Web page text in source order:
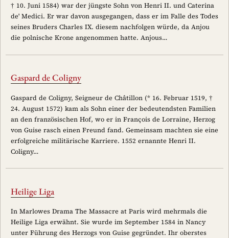
† 10. Juni 1584) war der jüngste Sohn von Henri II. und Caterina
de' Medici. Er war davon ausgegangen, dass er im Falle des Todes
seines Bruders Charles IX. diesem nachfolgen würde, da Anjou
die polnische Krone angenommen hatte. Anjous…
Gaspard de Coligny
Gaspard de Coligny, Seigneur de Châtillon (* 16. Februar 1519, †
24. August 1572) kam als Sohn einer der bedeutendsten Familien
an den französischen Hof, wo er in François de Lorraine, Herzog
von Guise rasch einen Freund fand. Gemeinsam machten sie eine
erfolgreiche militärische Karriere. 1552 ernannte Henri II.
Coligny…
Heilige Liga
In Marlowes Drama The Massacre at Paris wird mehrmals die
Heilige Liga erwähnt. Sie wurde im September 1584 in Nancy
unter Führung des Herzogs von Guise gegründet. Ihr oberstes